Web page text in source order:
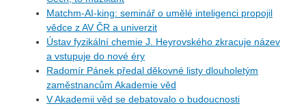
Matchm-AI-king: seminář o umělé inteligenci propojil
vědce z AV ČR a univerzit
Ústav fyzikální chemie J. Heyrovského zkracuje název
a vstupuje do nové éry
Radomír Pánek předal děkovné listy dlouholetým
zaměstnancům Akademie věd
V Akademii věd se debatovalo o budoucnosti